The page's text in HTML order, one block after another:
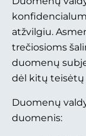
atžvilgiu.
trečiosioms
duomenų
dėl kitų teisėtų
Duomenų
duomenis: